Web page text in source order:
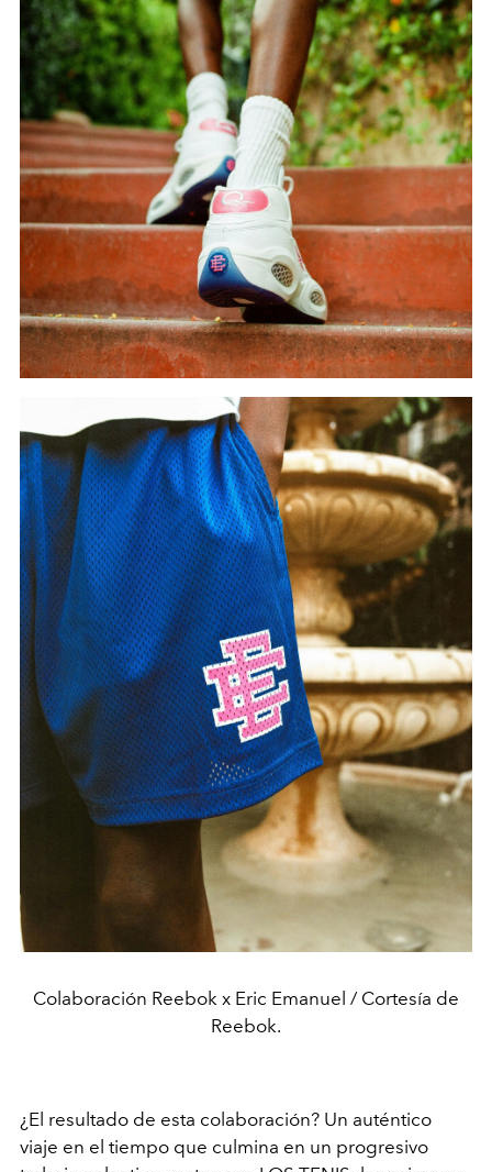
Colaboración Reebok x Eric Emanuel / Cortesía de
Reebok.
¿El resultado de esta colaboración? Un auténtico
viaje en el tiempo que culmina en un progresivo